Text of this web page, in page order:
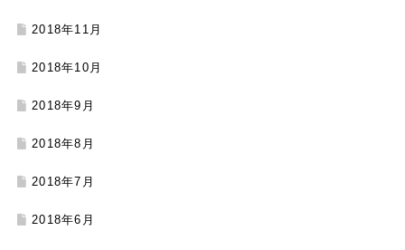
2018年11月
2018年10月
2018年9月
2018年8月
2018年7月
2018年6月